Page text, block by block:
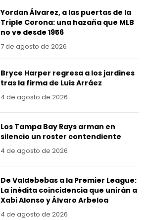
Yordan Álvarez, a las puertas de la
Triple Corona: una hazaña que MLB
no ve desde 1956
7 de agosto de 2026
Bryce Harper regresa a los jardines
tras la firma de Luis Arráez
4 de agosto de 2026
Los Tampa Bay Rays arman en
silencio un roster contendiente
4 de agosto de 2026
De Valdebebas a la Premier League:
La inédita coincidencia que unirán a
Xabi Alonso y Álvaro Arbeloa
4 de agosto de 2026